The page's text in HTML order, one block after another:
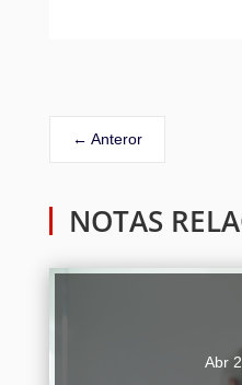
← Anteror
NOTAS
Abr